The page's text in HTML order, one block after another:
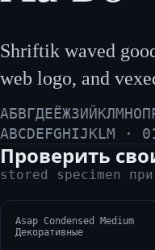
Shriftik waved
web logo, and
ABCDEFGHIJKLM ·
Проверить
stored specimen при
Asap Condensed Medium
Декоративные